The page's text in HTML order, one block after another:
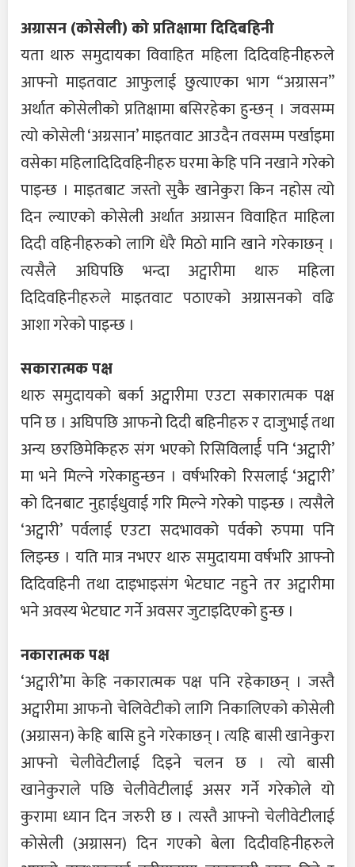
अग्रासन (कोसेली) को प्रतिक्षामा दिदिबहिनी
यता थारु समुदायका विवाहित महिला दिदिवहिनीहरुले
आफ्नो माइतवाट आफुलाई छुत्याएका भाग “अग्रासन”
अर्थात कोसेलीको प्रतिक्षामा बसिरहेका हुन्छन् । जवसम्म
त्यो कोसेली ‘अग्रसान’ माइतवाट आउदैन तवसम्म पर्खाइमा
वसेका महिलादिदिवहिनीहरु घरमा केहि पनि नखाने गरेको
पाइन्छ । माइतबाट जस्तो सुकै खानेकुरा किन नहोस त्यो
दिन ल्याएको कोसेली अर्थात अग्रासन विवाहित माहिला
दिदी वहिनीहरुको लागि धेरै मिठो मानि खाने गरेकाछन् ।
त्यसैले अघिपछि भन्दा अट्वारीमा थारु महिला
दिदिवहिनीहरुले माइतवाट पठाएको अग्रासनको वढि
आशा गरेको पाइन्छ ।
सकारात्मक पक्ष
थारु समुदायको बर्का अट्वारीमा एउटा सकारात्मक पक्ष
पनि छ । अघिपछि आफनो दिदी बहिनीहरु र दाजुभाई तथा
अन्य छरछिमेकिहरु संग भएको रिसिविलार्ई पनि ‘अट्वारी’
मा भने मिल्ने गरेकाहुन्छन । वर्षभरिको रिसलाई ‘अट्वारी’
को दिनबाट नुहाईधुवाई गरि मिल्ने गरेको पाइन्छ । त्यसैले
‘अट्वारी’ पर्वलाई एउटा सदभावको पर्वको रुपमा पनि
लिइन्छ । यति मात्र नभएर थारु समुदायमा वर्षभरि आफ्नो
दिदिवहिनी तथा दाइभाइसंग भेटघाट नहुने तर अट्वारीमा
भने अवस्य भेटघाट गर्ने अवसर जुटाइदिएको हुन्छ ।
नकारात्मक पक्ष
‘अट्वारी’मा केहि नकारात्मक पक्ष पनि रहेकाछन् । जस्तै
अट्वारीमा आफनो चेलिवेटीको लागि निकालिएको कोसेली
(अग्रासन) केहि बासि हुने गरेकाछन् । त्यहि बासी खानेकुरा
आफ्नो चेलीवेटीलाई दिइने चलन छ । त्यो बासी
खानेकुराले पछि चेलीवेटीलाई असर गर्ने गरेकोले यो
कुरामा ध्यान दिन जरुरी छ । त्यस्तै आफ्नो चेलीवेटीलाई
कोसेली (अग्रासन) दिन गएको बेला दिदीवहिनीहरुले